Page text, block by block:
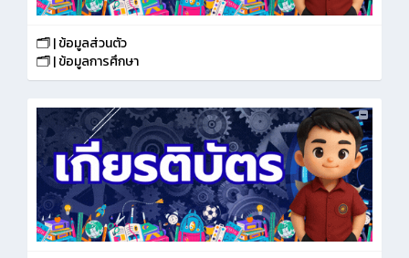
🗂️ | ข้อมูลส่วนตัว
🗂️ | ข้อมูลการศึกษา